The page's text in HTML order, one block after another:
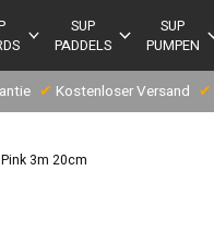
SUP
PADDELS
SUP
PUMPEN
✔ Kostenloser Versand ✔
3m 20cm